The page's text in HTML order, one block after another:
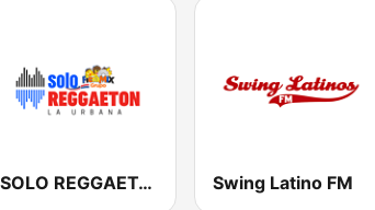
SOLO REGGAETON Swing Latino FM